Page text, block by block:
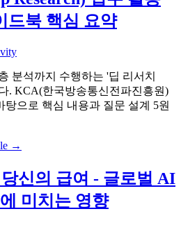
드북 핵심 요약
분석까지 수행하는 '딥 리서치
. KCA(한국방송통신전파진흥원)
으로 핵심 내용과 질문 설계 5원
→
신의 급여 - 글로벌 AI
미치는 영향